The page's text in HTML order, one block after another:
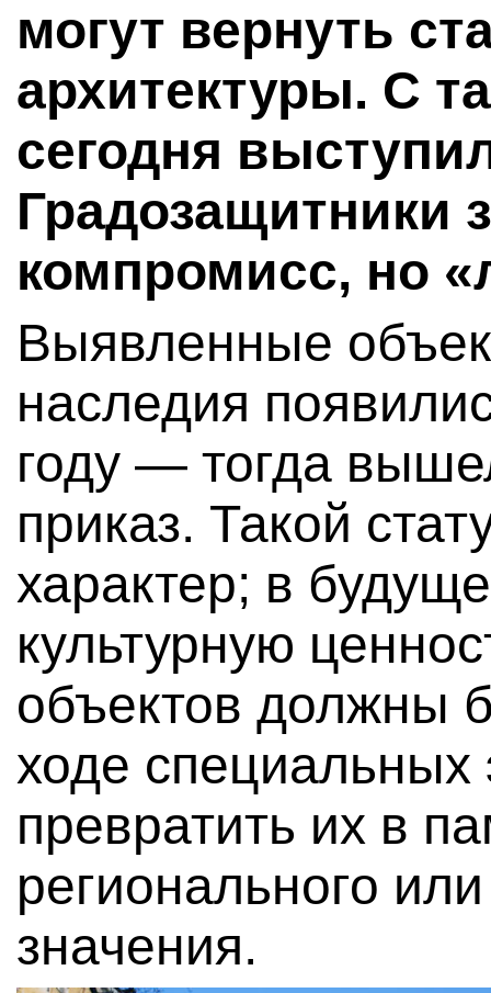
могут вернуть
архитектуры. С
сегодня
Градозащитники
компромисс, но
Выявленные
наследия
году — тогда
приказ. Такой
характер; в
культурную
объектов должны
ходе специальных
превратить их в
регионального
значения.